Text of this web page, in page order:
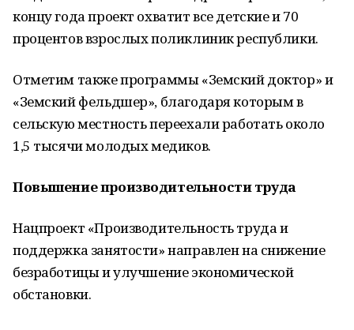
концу года проект охватит все детские и 70
процентов взрослых поликлиник республики.
Отметим также программы «Земский доктор» и
«Земский фельдшер», благодаря которым в
сельскую местность переехали работать около
1,5 тысячи молодых медиков.
Повышение производительности труда
Нацпроект «Производительность труда и
поддержка занятости» направлен на снижение
безработицы и улучшение экономической
обстановки.